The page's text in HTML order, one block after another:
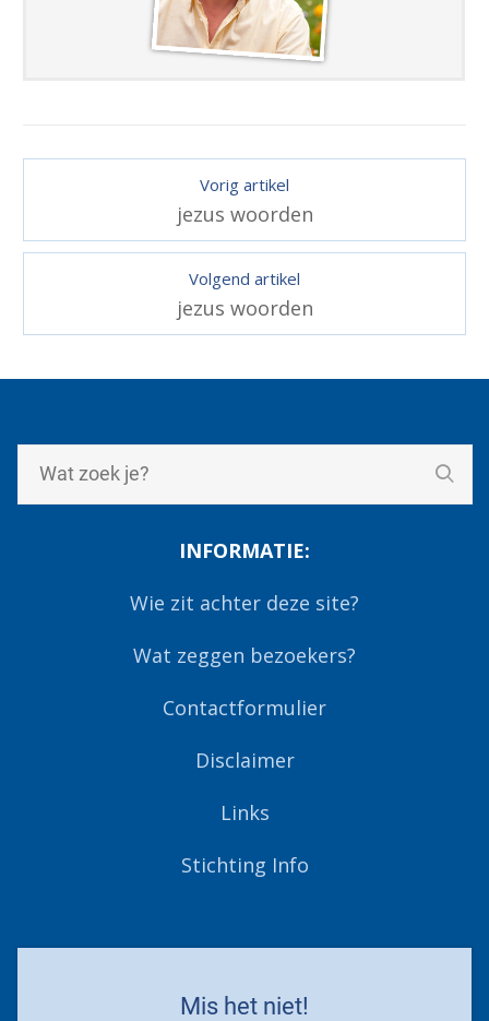
Vorig artikel
jezus woorden
Volgend artikel
jezus woorden
INFORMATIE:
Wie zit achter deze site?
Wat zeggen bezoekers?
Contactformulier
Disclaimer
Links
Stichting Info
Mis het niet!